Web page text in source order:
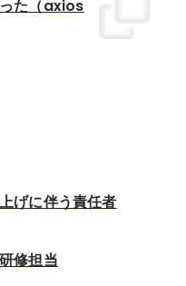
た（axios
げに伴う責任者
修担当